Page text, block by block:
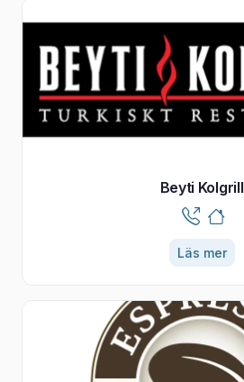
Beyti Kolgrill
Läs mer